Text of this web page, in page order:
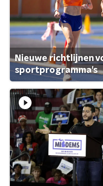
Nieuwe richtlijnen
sportprogramma's